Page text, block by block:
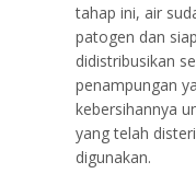
tahap ini, air
patogen dan
didistribusikan
penampungan
kebersihannya
yang telah
digunakan.